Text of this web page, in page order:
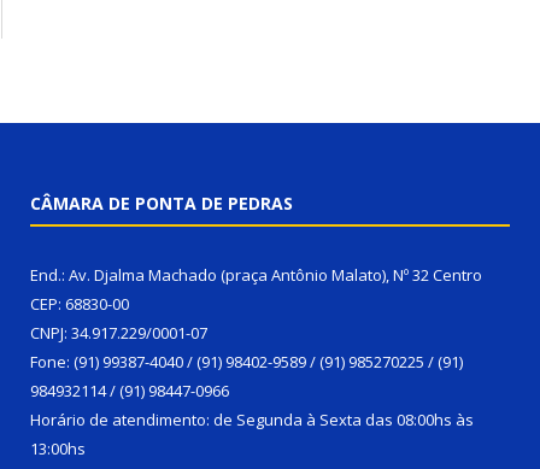
CÂMARA DE PONTA DE PEDRAS
End.: Av. Djalma Machado (praça Antônio Malato), Nº 32 Centro
CEP: 68830-00
CNPJ: 34.917.229/0001-07
Fone: (91) 99387-4040 / (91) 98402-9589 / (91) 985270225 / (91)
984932114 / (91) 98447-0966
Horário de atendimento: de Segunda à Sexta das 08:00hs às
13:00hs